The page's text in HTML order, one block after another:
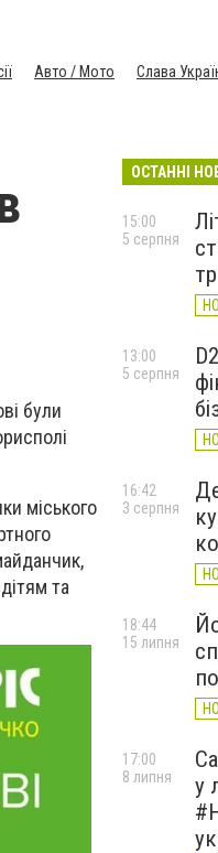
Авто / Мото Слава
були
міського
та
ОСТАННІ
15:00
5 серпня
13:00
5 серпня
16:42
3 серпня
18:44
15 липня
у
17:00
8 липня